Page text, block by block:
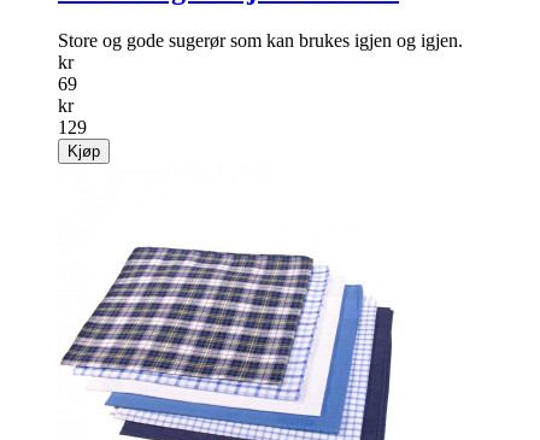
Store og gode sugerør som kan brukes igjen og igjen.
kr
69
kr
129
Kjøp